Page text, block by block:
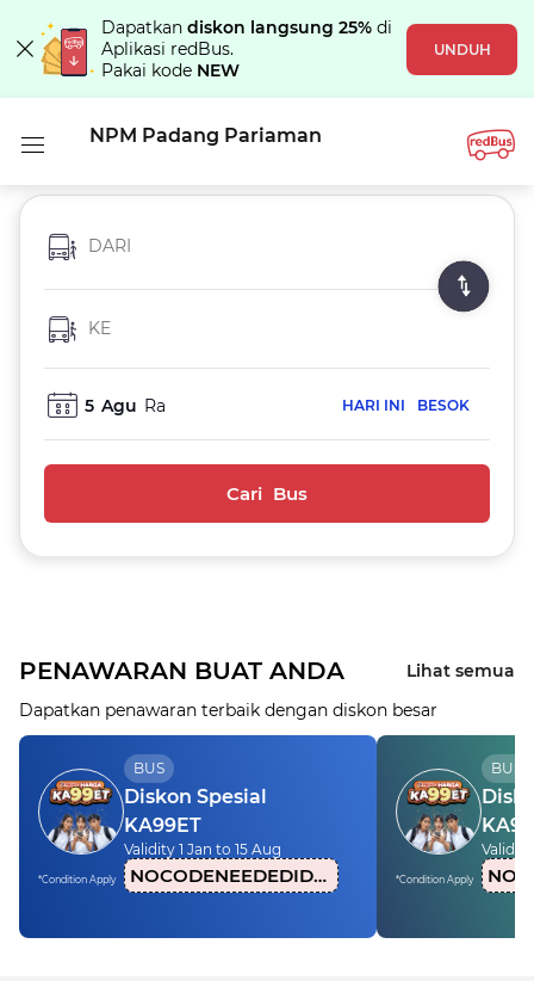
Dapatkan diskon langsung 25% di
Aplikasi redBus.
Pakai kode NEW
UNDUH
NPM Padang Pariaman
DARI
KE
5 Agu Ra HARI INI BESOK
Cari Bus
PENAWARAN BUAT ANDA
Lihat semua
Dapatkan penawaran terbaik dengan diskon besar
*Condition Apply
BUS
Diskon Spesial
KA99ET
Validity 1 Jan to 15 Aug
NOCODENEEDEDIDN1 *Condition Apply
BUS
Validity